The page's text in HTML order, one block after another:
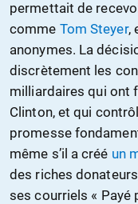
permettait de
comme Tom Steyer,
anonymes. La
discrètement les
milliardaires qui ont
Clinton, et qui
promesse
même s’il a créé un
des riches
ses courriels « Payé